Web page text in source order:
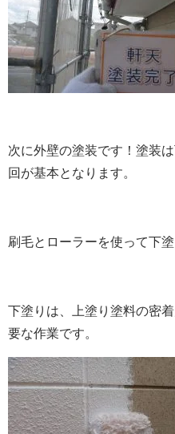
次に外壁の塗装です！ 塗装
回が基本となります。
刷毛とローラーを使って下
下塗りは、上塗り塗料の密
要な作業です。